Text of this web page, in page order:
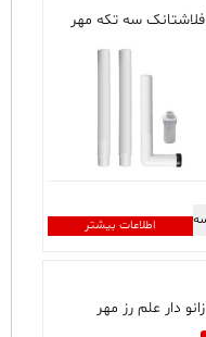
فلاشتانک سه تکه مهر
اطلاعات بیشتر
دار علم رز مهر